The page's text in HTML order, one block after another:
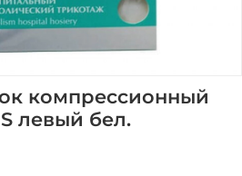
компрессионный
левый бел.